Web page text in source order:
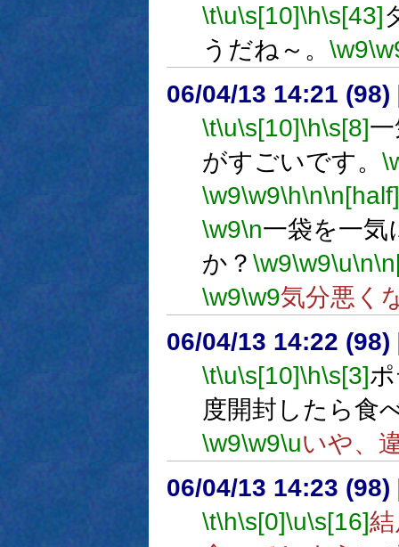
\t\u\s[10]\h\s[43]
うだね～。 \w9
06/04/13 14:21 (98)
\t\u\s[10]\h\s[8]
がすごいです。
\w9\w9\h\n\n[half]
\w9\n一袋を一気
か？ \w9\w9\u\n
\w9\w9気分悪く
06/04/13 14:22 (98)
\t\u\s[10]\h\s[3]
度開封したら食
\w9\w9\uいや、
06/04/13 14:23 (98)
\t\h\s[0]\u\s[16]